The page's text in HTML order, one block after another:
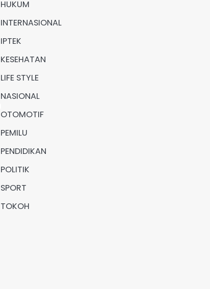
HUKUM
INTERNASIONAL
IPTEK
KESEHATAN
LIFE STYLE
NASIONAL
OTOMOTIF
PEMILU
PENDIDIKAN
POLITIK
SPORT
TOKOH